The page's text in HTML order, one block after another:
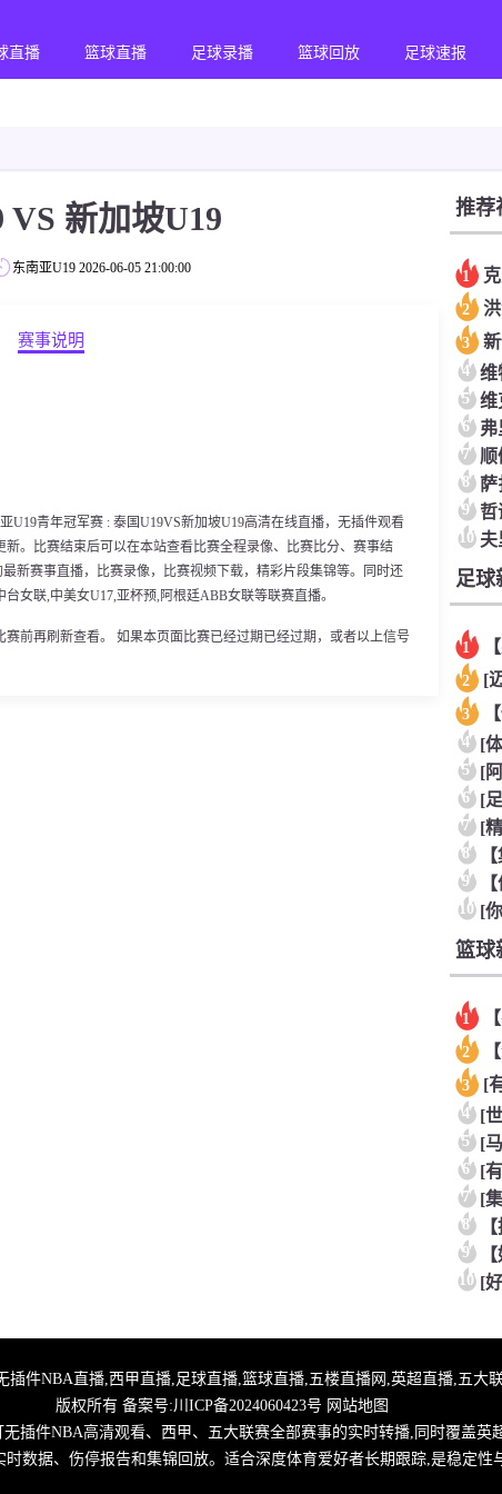
直播 篮球直播 足球录播 篮球回放 足球速报
VS 新加坡U19
东南亚U19 2026-06-05 21:00:00
赛事说明
U19青年冠军赛 : 泰国U19VS新加坡U19高清在线直播，无插件观看
。比赛结束后可以在本站查看比赛全程录像、比赛比分、赛事结
新赛事直播，比赛录像，比赛视频下载，精彩片段集锦等。同时还
女联,中美女U17,亚杯预,阿根廷ABB女联等联赛直播。
赛前再刷新查看。 如果本页面比赛已经过期已经过期，或者以上信号
推荐
1
2
3
4
5
6
7
8
9
10
足球
1
2
3
4
5
6
7
8
9
10
篮球
1
2
3
4
5
6
7
8
9
10
插件NBA直播,西甲直播,足球直播,篮球直播,五楼直播网,英超直播,五大
版权所有 备案号:川ICP备2024060423号 网站地图
插件NBA高清观看、西甲、五大联赛全部赛事的实时转播,同时覆盖英
数据、伤停报告和集锦回放。适合深度体育爱好者长期跟踪,是稳定性